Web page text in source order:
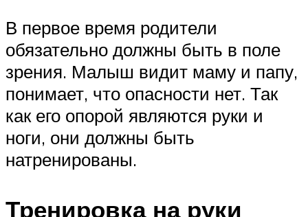
В первое время родители
обязательно должны быть в поле
зрения. Малыш видит маму и папу,
понимает, что опасности нет. Так
как его опорой являются руки и
ноги, они должны быть
натренированы.
Тренировка на руки